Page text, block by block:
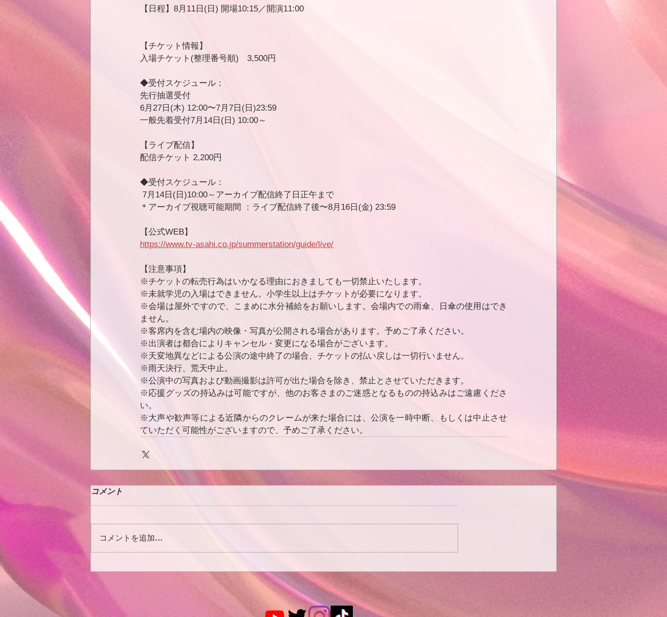
【日程】8月11日(日) 開場10:15／開演11:00
【チケット情報】
入場チケット(整理番号順)　3,500円
◆受付スケジュール：
先行抽選受付​
6月27日(木) 12:00〜7月7日(日)23:59
一般先着受付​7月14日(日) 10:00～
【ライブ配信】
配信チケット 2,200円
◆受付スケジュール：
7月14日(日)10:00～アーカイブ配信終了日正午まで
＊アーカイブ視聴可能期間 ：ライブ配信終了後〜8月16日(金) 23:59
【公式WEB】
https://www.tv-asahi.co.jp/summerstation/guide/live/
【注意事項】
※チケットの転売行為はいかなる理由におきましても一切禁止いたします。
※未就学児の入場はできません。小学生以上はチケットが必要になります。
※会場は屋外ですので、こまめに水分補給をお願いします。会場内での雨傘、日傘の使用はでき
ません。
※客席内を含む場内の映像・写真が公開される場合があります。予めご了承ください。
※出演者は都合によりキャンセル・変更になる場合がございます。
※天変地異などによる公演の途中終了の場合、チケットの払い戻しは一切行いません。
※雨天決行、荒天中止。
※公演中の写真および動画撮影は許可が出た場合を除き、禁止とさせていただきます。
※応援グッズの持込みは可能ですが、他のお客さまのご迷惑となるものの持込みはご遠慮くださ
い。
※大声や歓声等による近隣からのクレームが来た場合には、公演を一時中断、もしくは中止させ
ていただく可能性がございますので、予めご了承ください。
コメント
コメントを追加…